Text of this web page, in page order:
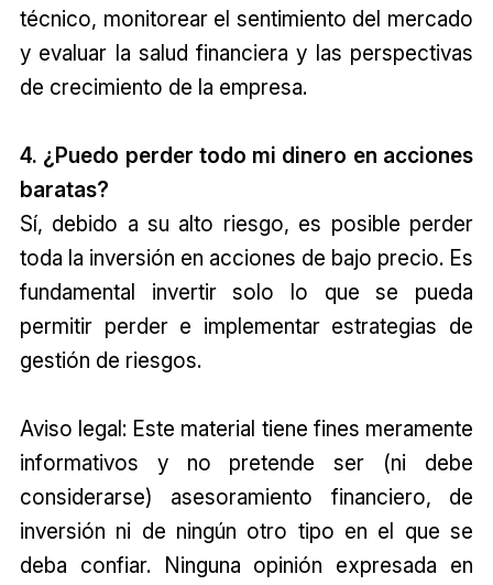
técnico, monitorear el sentimiento del mercado
y evaluar la salud financiera y las perspectivas
de crecimiento de la empresa.
4. ¿Puedo perder todo mi dinero en acciones
baratas?
Sí, debido a su alto riesgo, es posible perder
toda la inversión en acciones de bajo precio. Es
fundamental invertir solo lo que se pueda
permitir perder e implementar estrategias de
gestión de riesgos.
Aviso legal: Este material tiene fines meramente
informativos y no pretende ser (ni debe
considerarse) asesoramiento financiero, de
inversión ni de ningún otro tipo en el que se
deba confiar. Ninguna opinión expresada en